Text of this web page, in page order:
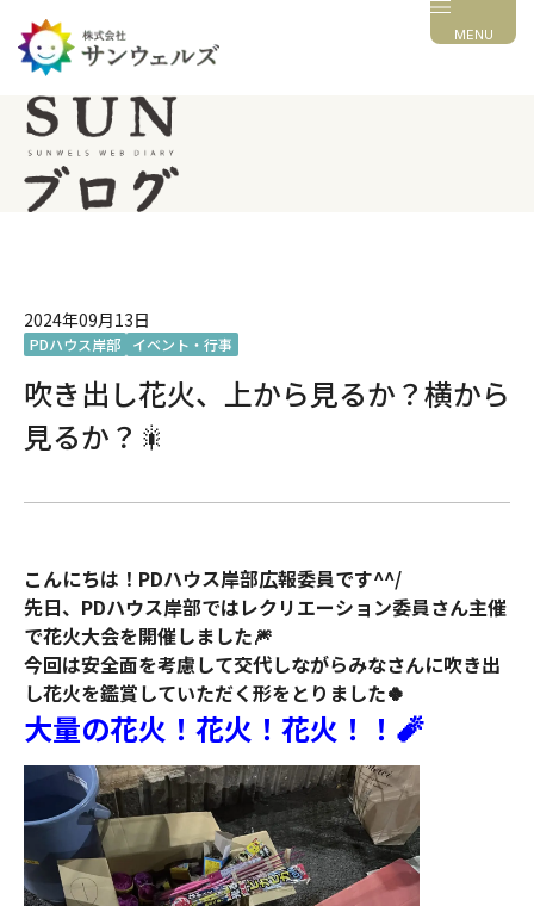
MENU
2024年09月13日
PDハウス岸部 イベント・行事
吹き出し花火、上から見るか？横から
見るか？🎇
こんにちは！PDハウス岸部広報委員です^^/
先日、PDハウス岸部ではレクリエーション委員さん主催
で花火大会を開催しました🎆
今回は安全面を考慮して交代しながらみなさんに吹き出
し花火を鑑賞していただく形をとりました🍀
大量の花火！花火！花火！！🧨